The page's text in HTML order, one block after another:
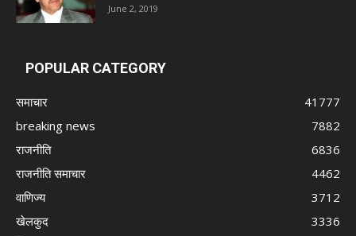
June 2, 2019
POPULAR CATEGORY
समाचार
41777
breaking news
7882
राजनीति
6836
राजनीति समाचार
4462
वाणिज्य
3712
खेलकुद
3336